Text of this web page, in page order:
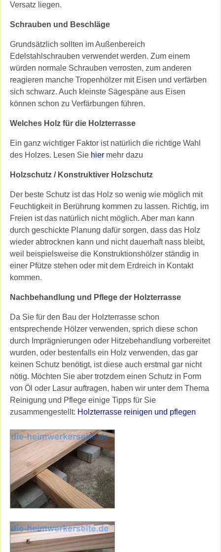
Versatz liegen.
Schrauben und Beschläge
Grundsätzlich sollten im Außenbereich
Edelstahlschrauben verwendet werden. Zum einem
würden normale Schrauben verrosten, zum anderen
reagieren manche Tropenhölzer mit Eisen und verfärben
sich schwarz. Auch kleinste Sägespäne aus Eisen
können schon zu Verfärbungen führen.
Welches Holz für die Holzterrasse
Ein ganz wichtiger Faktor ist natürlich die richtige Wahl
des Holzes. Lesen Sie hiermehr dazu
Holzschutz / Konstruktiver Holzschutz
Der beste Schutz ist das Holz so wenig wie möglich mit
Feuchtigkeit in Berührung kommen zu lassen. Richtig, im
Freien ist das natürlich nicht möglich. Aber man kann
durch geschickte Planung dafür sorgen, dass das Holz
wieder abtrocknen kann und nicht dauerhaft nass bleibt,
weil beispielsweise die Konstruktionshölzer ständig in
einer Pfütze stehen oder mit dem Erdreich in Kontakt
kommen.
Nachbehandlung und Pflege der Holzterrasse
Da Sie für den Bau der Holzterrasse schon
entsprechende Hölzer verwenden, sprich diese schon
durch Imprägnierungen oder Hitzebehandlung vorbereitet
wurden, oder bestenfalls ein Holz verwenden, das gar
keinen Schutz benötigt, ist diese auch erstmal gar nicht
nötig. Möchten Sie aber trotzdem einen Schutz in Form
von Öl oder Lasur auftragen, haben wir unter dem Thema
Reinigung und Pflege einige Tipps für Sie
zusammengestellt: Holzterrasse reinigen und pflegen